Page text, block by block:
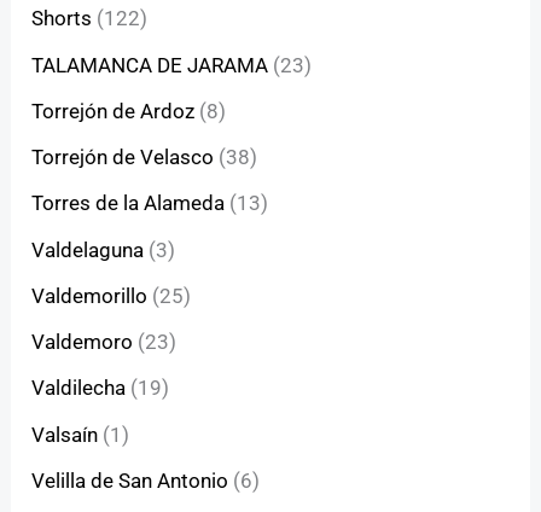
Shorts (122)
TALAMANCA DE JARAMA (23)
Torrejón de Ardoz (8)
Torrejón de Velasco (38)
Torres de la Alameda (13)
Valdelaguna (3)
Valdemorillo (25)
Valdemoro (23)
Valdilecha (19)
Valsaín (1)
Velilla de San Antonio (6)